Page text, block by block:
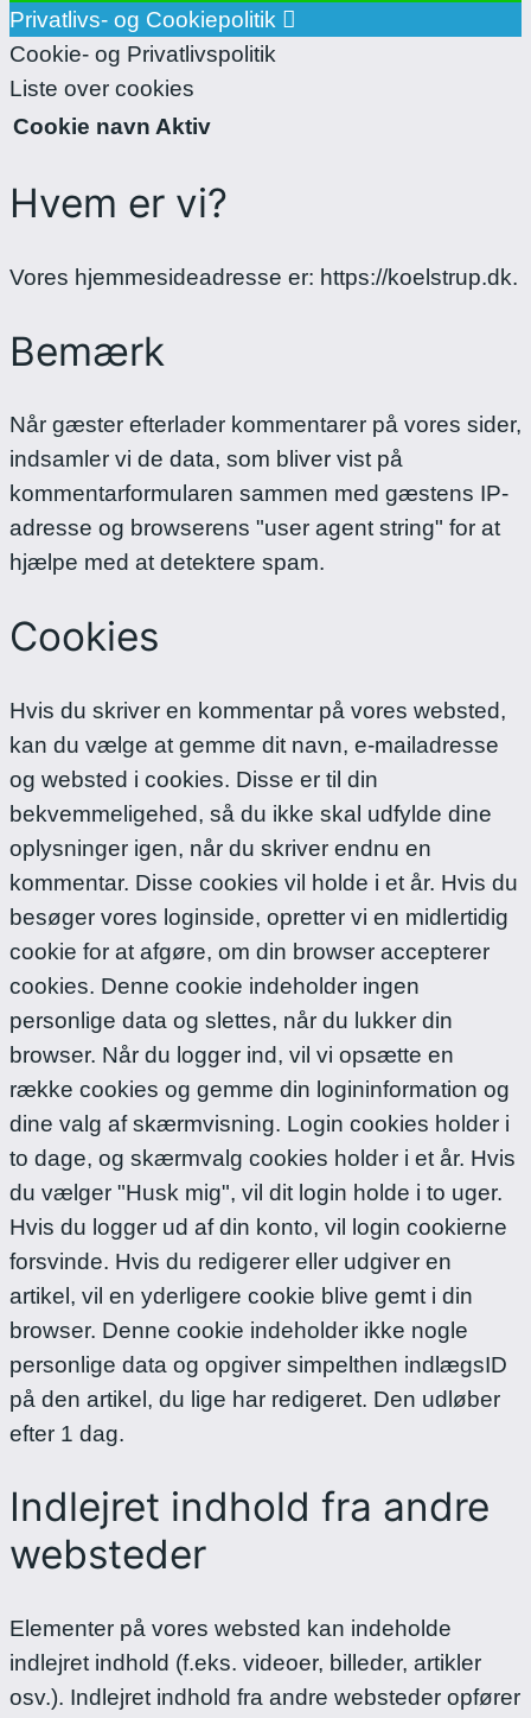
Privatlivs- og Cookiepolitik
Cookie- og Privatlivspolitik
Liste over cookies
Cookie navn Aktiv
Hvem er vi?
Vores hjemmesideadresse er: https://koelstrup.dk.
Bemærk
Når gæster efterlader kommentarer på vores sider,
indsamler vi de data, som bliver vist på
kommentarformularen sammen med gæstens IP-
adresse og browserens "user agent string" for at
hjælpe med at detektere spam.
Cookies
Hvis du skriver en kommentar på vores websted,
kan du vælge at gemme dit navn, e-mailadresse
og websted i cookies. Disse er til din
bekvemmeligehed, så du ikke skal udfylde dine
oplysninger igen, når du skriver endnu en
kommentar. Disse cookies vil holde i et år. Hvis du
besøger vores loginside, opretter vi en midlertidig
cookie for at afgøre, om din browser accepterer
cookies. Denne cookie indeholder ingen
personlige data og slettes, når du lukker din
browser. Når du logger ind, vil vi opsætte en
række cookies og gemme din logininformation og
dine valg af skærmvisning. Login cookies holder i
to dage, og skærmvalg cookies holder i et år. Hvis
du vælger "Husk mig", vil dit login holde i to uger.
Hvis du logger ud af din konto, vil login cookierne
forsvinde. Hvis du redigerer eller udgiver en
artikel, vil en yderligere cookie blive gemt i din
browser. Denne cookie indeholder ikke nogle
personlige data og opgiver simpelthen indlægsID
på den artikel, du lige har redigeret. Den udløber
efter 1 dag.
Indlejret indhold fra andre
websteder
Elementer på vores websted kan indeholde
indlejret indhold (f.eks. videoer, billeder, artikler
osv.). Indlejret indhold fra andre websteder opfører